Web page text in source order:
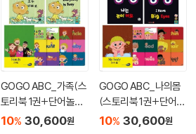
GOGO ABC_가족(스
토리북 1권+단어놀이
북 1권+플래시카드)
10% 30,600원
GOGO ABC_나의몸
(스토리북 1권+단어놀
이북 1권+플래시카드)
10% 30,600원